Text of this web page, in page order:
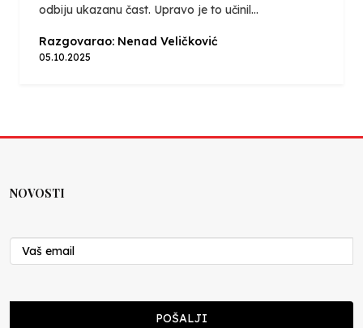
odbiju ukazanu čast. Upravo je to učinil...
Razgovarao: Nenad Veličković
05.10.2025
NOVOSTI
POŠALJI